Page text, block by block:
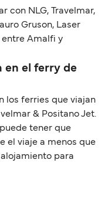
con NLG, Travelmar,
Gruson, Laser
entre Amalfi y
en el ferry de
los ferries que viajan
& Positano Jet.
tener que
el viaje a menos que
para